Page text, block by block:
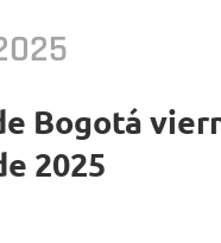
Bogotá
2025